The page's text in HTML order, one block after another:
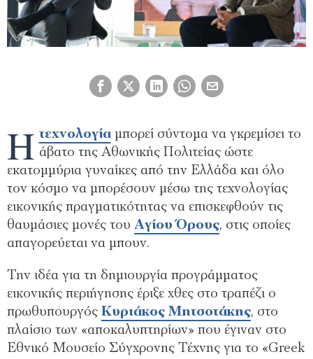
Η τεχνολογίαμπορεί σύντομα να γκρεμίσει το
άβατο της Αθωνικής Πολιτείας ώστε
εκατομμύρια γυναίκες από την Ελλάδα και όλο
τον κόσμο να μπορέσουν μέσω της τεχνολογίας
εικονικής πραγματικότητας να επισκεφθούν τις
θαυμάσιες μονές του Αγίου Όρους, στις οποίες
απαγορεύεται να μπουν.
Την ιδέα για τη δημιουργία προγράμματος
εικονικής περιήγησης έριξε χθες στο τραπέζι ο
πρωθυπουργός Κυριάκος Μητσοτάκης, στο
πλαίσιο των «αποκαλυπτηρίων» που έγιναν στο
Εθνικό Μουσείο Σύγχρονης Τέχνης για το «Greek